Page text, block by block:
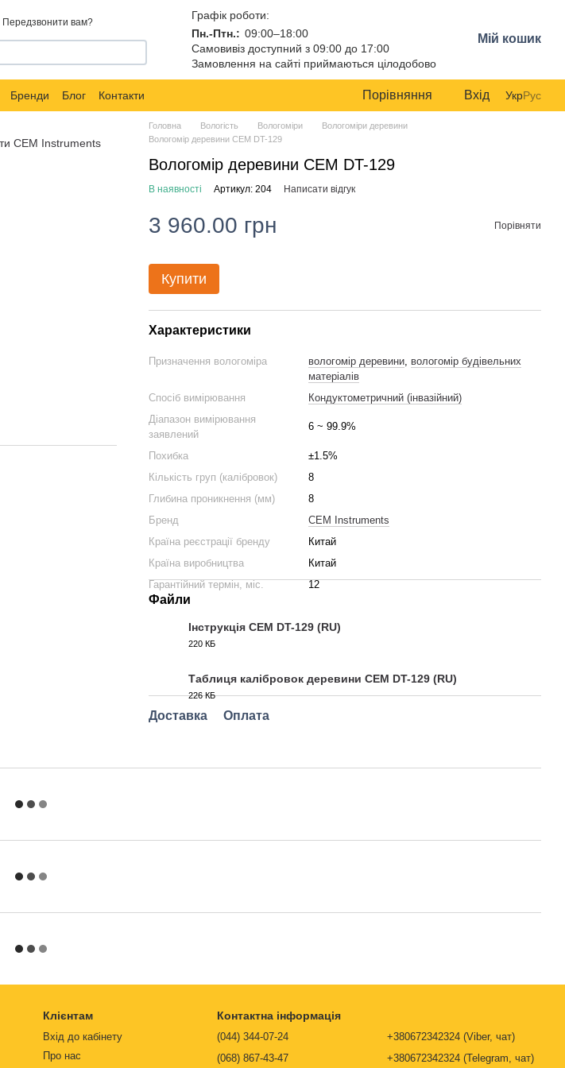
Передзвонити вам?
Графік роботи:
Пн.-Птн.: 09:00–18:00
Самовивіз доступний з 09:00 до 17:00
Замовлення на сайті приймаються цілодобово
Мій кошик
Бренди Блог Контакти Порівняння Вхід УкрРус
Головна Вологість Вологоміри
Вологоміри деревини
Вологомір деревини CEM DT-129
Вологомір деревини CEM DT-129
В наявності Артикул: 204 Написати відгук
3 960.00 грн Порівняти
Купити
Характеристики
Призначення вологоміра вологомір деревини, вологомір будівельних
матеріалів
Спосіб вимірювання
Кондуктометричний (інвазійний)
Діапазон вимірювання
заявлений
6 ~ 99.9%
Похибка
±1.5%
Кількість груп (калібровок)
8
Глибина проникнення (мм)
8
Бренд
CEM Instruments
Країна реєстрації бренду
Китай
Країна виробництва
Китай
Гарантійний термін, міс.
12
Файли
Інструкція CEM DT-129 (RU)
220 КБ
Таблиця калібровок деревини CEM DT-129 (RU)
226 КБ
Доставка Оплата
Клієнтам
Вхід до кабінету
Про нас
Контактна інформація
(044) 344-07-24
(068) 867-43-47
+380672342324 (Viber, чат)
+380672342324 (Telegram, чат)